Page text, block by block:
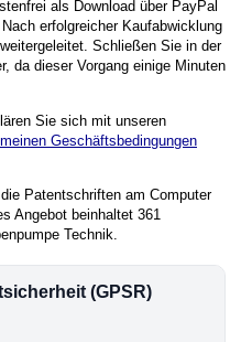
als Download über PayPal
erfolgreicher Kaufabwicklung
Schließen Sie in der
da dieser Vorgang einige Minuten
Sie sich mit unseren
Geschäftsbedingungen
Patentschriften am Computer
Angebot beinhaltet 361
Technik.
(GPSR)